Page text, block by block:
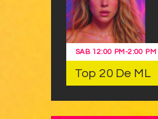
SAB 12:00 PM-2:00 PM
Top 20 De ML